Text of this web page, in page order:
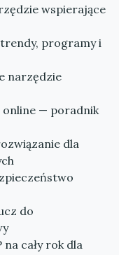
wspierające
trendy, programy i
narzędzie
online — poradnik
dla
do
cały rok dla